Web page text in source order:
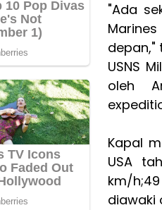
"Ada
depan,"
USNS
oleh
Kapal
USA
km/
diawaki